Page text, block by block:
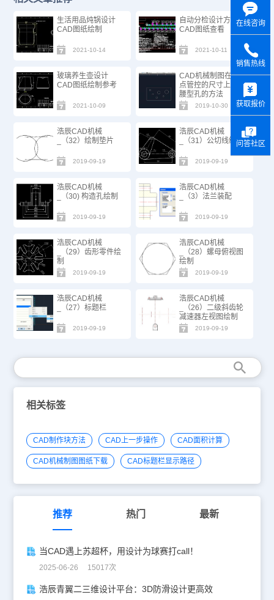
生活用品炖锅设计
CAD图纸绘制
2021-10-14
自动分检设计方案
CAD图纸查看
2021-10-11
玻璃养生壶设计
CAD图纸绘制参考
2021-10-09
CAD机械制图在重
点管控的尺寸上加
腰型孔的方法
2019-10-30
浩辰CAD机械
_（32）绘制垫片
2019-09-19
浩辰CAD机械
_（31）公切线绘制
2019-09-19
浩辰CAD机械
_（30) 构造孔绘制
2019-09-19
浩辰CAD机械
_（3）法兰装配
2019-09-19
浩辰CAD机械
_（29）齿形零件绘
制
2019-09-19
浩辰CAD机械
_（28）螺母俯视图
绘制
2019-09-19
浩辰CAD机械
_（27）标题栏
2019-09-19
浩辰CAD机械
_（26）二级斜齿轮
减速器左视图绘制
2019-09-19
相关标签
CAD制作块方法 CAD上一步操作 CAD面积计算
CAD机械制图图纸下载 CAD标题栏显示路径
推荐 热门 最新
当CAD遇上苏超杯，用设计为球赛打call！
2025-06-26 15017次
浩辰青翼二三维设计平台：3D防滑设计更高效
在线咨询
销售热线
获取报价
问答社区